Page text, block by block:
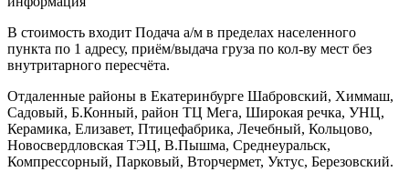
В стоимость входит Подача а/м в пределах населенного
пункта по 1 адресу, приём/выдача груза по кол-ву мест без
внутритарного пересчёта.
Отдаленные районы в Екатеринбурге Шабровский, Химмаш,
Садовый, Б.Конный, район ТЦ Мега, Широкая речка, УНЦ,
Керамика, Елизавет, Птицефабрика, Лечебный, Кольцово,
Новосвердловская ТЭЦ, В.Пышма, Среднеуральск,
Компрессорный, Парковый, Вторчермет, Уктус, Березовский.